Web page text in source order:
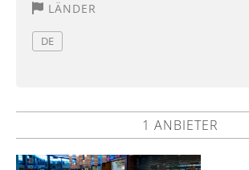
LÄNDER
DE
1 ANBIETER